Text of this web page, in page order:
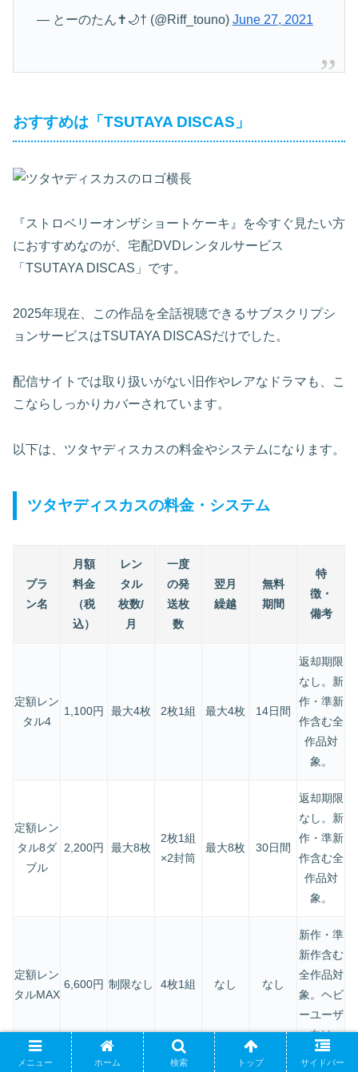
— とーのたん✝︎🌙† (@Riff_touno) June 27, 2021
おすすめは「TSUTAYA DISCAS」
『ストロベリーオンザショートケーキ』を今すぐ見たい方
におすすめなのが、宅配DVDレンタルサービス
「TSUTAYA DISCAS」です。
2025年現在、この作品を全話視聴できるサブスクリプシ
ョンサービスはTSUTAYA DISCASだけでした。
配信サイトでは取り扱いがない旧作やレアなドラマも、こ
こならしっかりカバーされています。
以下は、ツタヤディスカスの料金やシステムになります。
ツタヤディスカスの料金・システム
プラ
ン名
月額
料金
（税
込）
レン
タル
枚数/
月
一度
の発
送枚
数
翌月
繰越
無料
期間
特
徴・
備考
定額レン
タル4
1,100円 最大4枚 2枚1組 最大4枚 14日間
返却期限
なし。新
作・準新
作含む全
作品対
象。
定額レン
タル8ダ
ブル
2,200円 最大8枚
2枚1組
×2封筒
最大8枚 30日間
返却期限
なし。新
作・準新
作含む全
作品対
象。
定額レン
タルMAX
6,600円 制限なし 4枚1組 なし なし
新作・準
新作含む
全作品対
象。ヘビ
ーユーザ
ー向け。
メニュー ホーム 検索 トップ サイドバー